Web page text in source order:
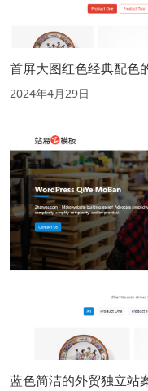
首屏大图红色经典配色
2024年4月29日
蓝色简洁的外贸独立站